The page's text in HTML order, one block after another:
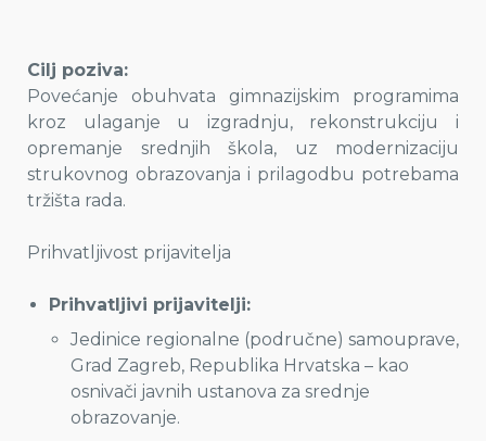
Cilj poziva:
Povećanje obuhvata gimnazijskim programima
kroz ulaganje u izgradnju, rekonstrukciju i
opremanje srednjih škola, uz modernizaciju
strukovnog obrazovanja i prilagodbu potrebama
tržišta rada.
Prihvatljivost prijavitelja
Prihvatljivi prijavitelji:
Jedinice regionalne (područne) samouprave,
Grad Zagreb, Republika Hrvatska – kao
osnivači javnih ustanova za srednje
obrazovanje.